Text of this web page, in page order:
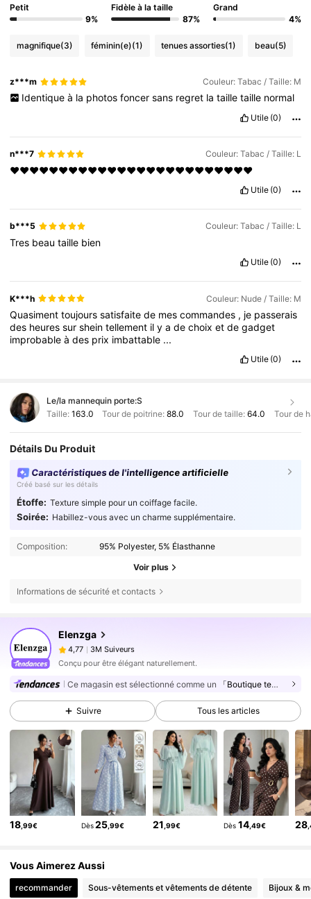
Petit
9%
Fidèle à la taille
87%
Grand
4%
magnifique(3) féminin(e)(1) tenues assorties(1) beau(5)
z***m Couleur: Tabac / Taille: M
Identique à la photos foncer sans regret la taille taille normal
Utile (0)
n***7 Couleur: Tabac / Taille: L
❤️❤️❤️❤️❤️❤️❤️❤️❤️❤️❤️❤️❤️❤️❤️❤️❤️❤️❤️❤️❤️❤️❤️❤️❤️
Utile (0)
b***5 Couleur: Tabac / Taille: L
Tres beautaille bien
Utile (0)
K***h Couleur: Nude / Taille: M
Quasimenttoujourssatisfaitede mescommandes , je passerais
des heuressursheintellement ilyadechoixetdegadget
improbableàdes prix imbattable ...
Utile (0)
Le/la mannequin porte:S
Taille: 163.0 Tour de poitrine:88.0 Tour de taille: 64.0 Tour de
Détails Du Produit
Caractéristiques de l'intelligence artificielle
Créé basé sur les détails
Étoffe: Texture simple pour un coiffage facile.
Soirée: Habillez-vous avec un charme supplémentaire.
Composition: 95% Polyester, 5% Élasthanne
Voir plus
Informations de sécurité et contacts
Elenzga
4,77
3M Suiveurs
h***s
4,77
3M Suiveurs
4,77 3M Suiveurs
4,77 3M Suiveurs
4,77 3M Suiveurs
3M Suiveurs
4,77 3M Suiveurs
4,77 3M Suiveurs
4,77 3M Suiveurs
Conçu pour être élégant naturellement.
Ce magasin est sélectionné comme un 「Boutique tendance」
Suivre Tous les articles
18 ,99€ Dès 25 ,99€ 21 ,99€ Dès 14,49€ 28
Vous Aimerez Aussi
recommander Sous-vêtements et vêtements de détente Bijoux &